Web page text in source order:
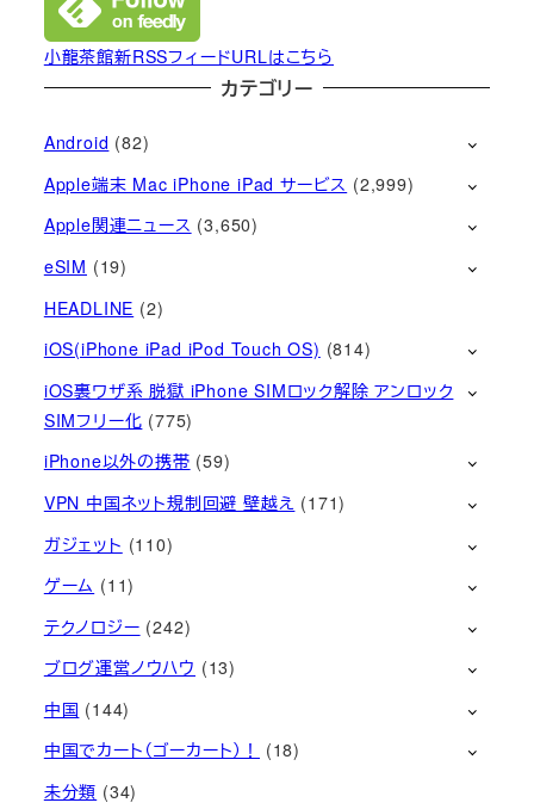
小龍茶館新RSSフィードURLはこちら
カテゴリー
Android (82)
Apple端末 Mac iPhone iPad サービス (2,999)
Apple関連ニュース (3,650)
eSIM (19)
HEADLINE (2)
iOS(iPhone iPad iPod Touch OS) (814)
iOS裏ワザ系 脱獄 iPhone SIMロック解除 アンロック
SIMフリー化 (775)
iPhone以外の携帯 (59)
VPN 中国ネット規制回避 壁越え (171)
ガジェット (110)
ゲーム (11)
テクノロジー (242)
ブログ運営ノウハウ (13)
中国 (144)
中国でカート（ゴーカート）！
(18)
未分類 (34)